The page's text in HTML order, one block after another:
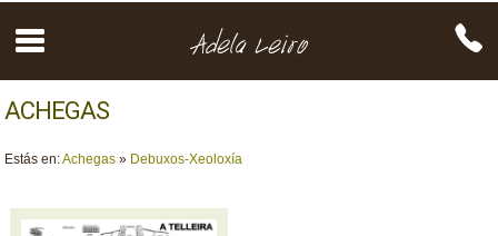
ACHEGAS
Estás en:Achegas » Debuxos-Xeoloxía